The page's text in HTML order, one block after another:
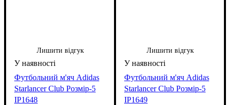
Лишити відгук
Футбольний м'яч Adidas
Starlancer Club Розмір-5
IP1648
Лишити відгук
Футбольний м'яч Adidas
Starlancer Club Розмір-5
IP1649